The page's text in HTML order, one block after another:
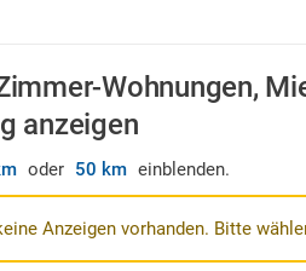
Wohnungen,
anzeigen
oder 50 km einblenden.
Anzeigen vorhanden. Bitte